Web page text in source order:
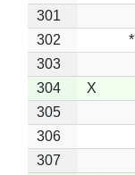
301
302
*
303
304
X
305
306
307